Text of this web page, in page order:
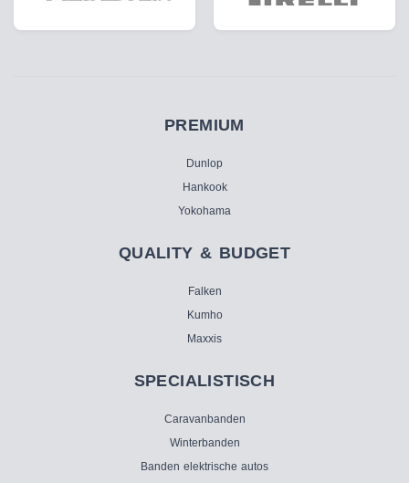
PREMIUM
Dunlop
Hankook
Yokohama
QUALITY & BUDGET
Falken
Kumho
Maxxis
SPECIALISTISCH
Caravanbanden
Winterbanden
Banden elektrische autos